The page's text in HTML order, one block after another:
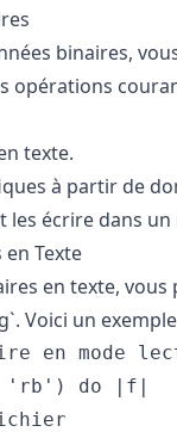
binaires,
opérations
texte.
à partir de
écrire dans un
Texte
en texte, vous
Voici un
en mode
'rb') do |f|